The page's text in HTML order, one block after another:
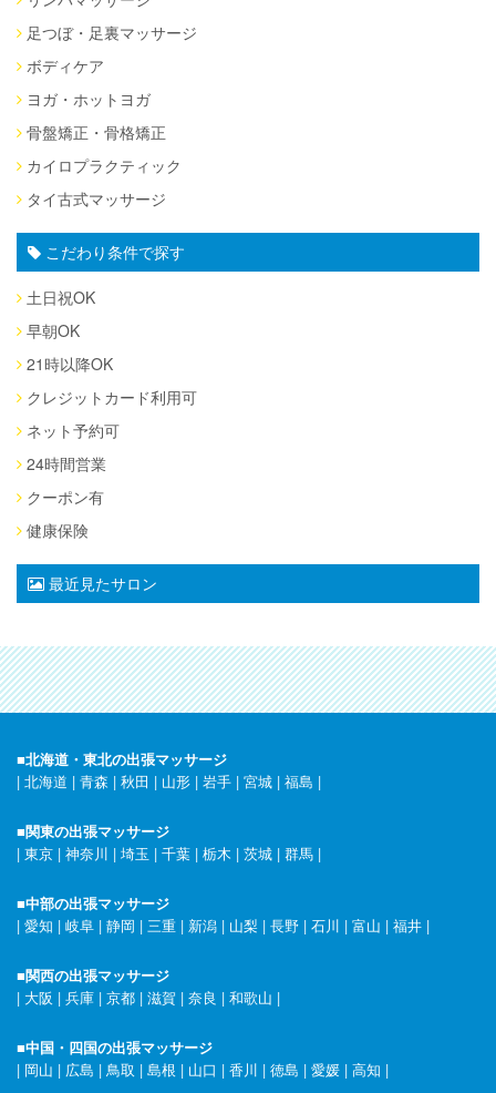
足つぼ・足裏マッサージ
ボディケア
ヨガ・ホットヨガ
骨盤矯正・骨格矯正
カイロプラクティック
タイ古式マッサージ
こだわり条件で探す
土日祝OK
早朝OK
21時以降OK
クレジットカード利用可
ネット予約可
24時間営業
クーポン有
健康保険
最近見たサロン
■北海道・東北の出張マッサージ
| 北海道 | 青森 | 秋田 | 山形 | 岩手 | 宮城 | 福島 |
■関東の出張マッサージ
| 東京 | 神奈川 | 埼玉 | 千葉 | 栃木 | 茨城 | 群馬 |
■中部の出張マッサージ
| 愛知 | 岐阜 | 静岡 | 三重 | 新潟 | 山梨 | 長野 | 石川 | 富山 | 福井 |
■関西の出張マッサージ
| 大阪 | 兵庫 | 京都 | 滋賀 | 奈良 | 和歌山 |
■中国・四国の出張マッサージ
| 岡山 | 広島 | 鳥取 | 島根 | 山口 | 香川 | 徳島 | 愛媛 | 高知 |